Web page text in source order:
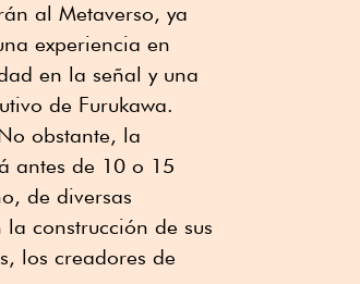
al Metaverso, ya
experiencia en
en la señal y una
de Furukawa.
obstante, la
antes de 10 o 15
de diversas
construcción de sus
los creadores de